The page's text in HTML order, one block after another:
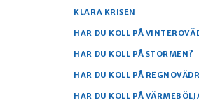
KLARA KRISEN
HAR DU KOLL PÅ
HAR DU KOLL PÅ STORMEN?
HAR DU KOLL PÅ
HAR DU KOLL PÅ